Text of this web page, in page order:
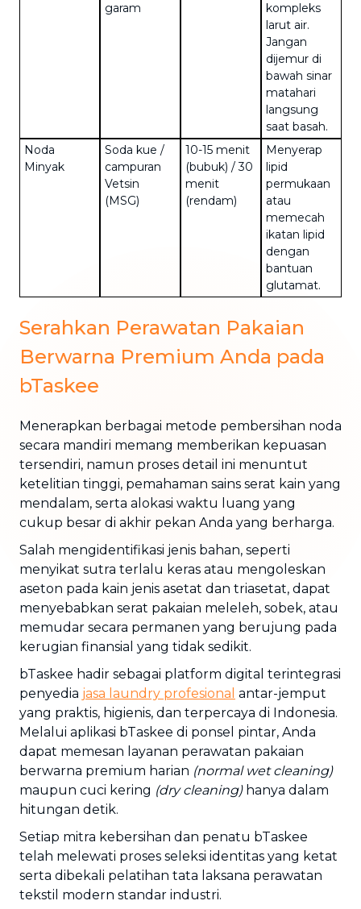
garam
kompleks
larut air.
Jangan
dijemur di
bawah sinar
matahari
langsung
saat basah.
Noda
Minyak
Soda kue /
campuran
Vetsin
(MSG)
10-15 menit
(bubuk) / 30
menit
(rendam)
Menyerap
lipid
permukaan
atau
memecah
ikatan lipid
dengan
bantuan
glutamat.
Serahkan Perawatan Pakaian
Berwarna Premium Anda pada
bTaskee
Menerapkan berbagai metode pembersihan noda
secara mandiri memang memberikan kepuasan
tersendiri, namun proses detail ini menuntut
ketelitian tinggi, pemahaman sains serat kain yang
mendalam, serta alokasi waktu luang yang
cukup besar di akhir pekan Anda yang berharga.
Salah mengidentifikasi jenis bahan, seperti
menyikat sutra terlalu keras atau mengoleskan
aseton pada kain jenis asetat dan triasetat, dapat
menyebabkan serat pakaian meleleh, sobek, atau
memudar secara permanen yang berujung pada
kerugian finansial yang tidak sedikit.
bTaskee hadir sebagai platform digital terintegrasi
penyedia jasa laundry profesional antar-jemput
yang praktis, higienis, dan terpercaya di Indonesia.
Melalui aplikasi bTaskee di ponsel pintar, Anda
dapat memesan layanan perawatan pakaian
berwarna premium harian (normal wet cleaning)
maupun cuci kering (dry cleaning) hanya dalam
hitungan detik.
Setiap mitra kebersihan dan penatu bTaskee
telah melewati proses seleksi identitas yang ketat
serta dibekali pelatihan tata laksana perawatan
tekstil modern standar industri.